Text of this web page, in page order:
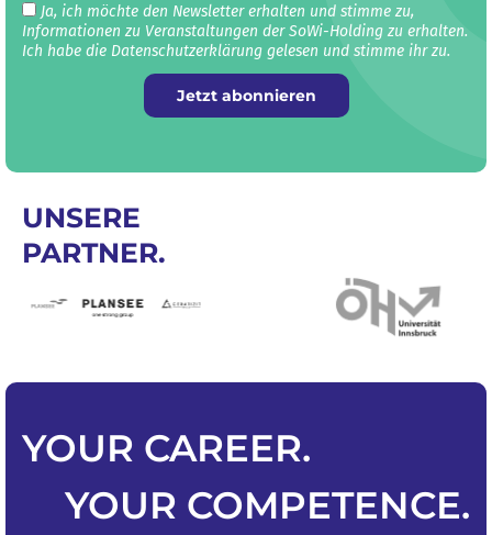
Ja, ich möchte den Newsletter erhalten und stimme zu,
Informationen zu Veranstaltungen der SoWi-Holding zu erhalten.
Ich habe die Datenschutz­erklärung gelesen und stimme ihr zu.
Jetzt abonnieren
UNSERE
PARTNER.
YOUR CAREER.
YOUR COMPETENCE.